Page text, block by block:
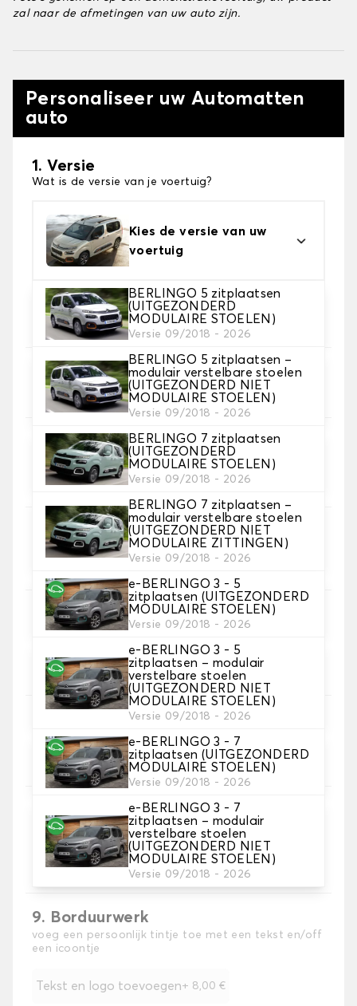
zal naar de afmetingen van uw auto zijn.
Personaliseer uw Automatten
auto
1. Versie
Wat is de versie van je voertuig?
Kies de versie van uw
voertuig
BERLINGO 5 zitplaatsen
(UITGEZONDERD
MODULAIRE STOELEN)
Versie 09/2018 - 2026
BERLINGO 5 zitplaatsen –
modulair verstelbare stoelen
(UITGEZONDERD NIET
MODULAIRE STOELEN)
Versie 09/2018 - 2026
BERLINGO 7 zitplaatsen
(UITGEZONDERD
MODULAIRE STOELEN)
Versie 09/2018 - 2026
BERLINGO 7 zitplaatsen –
modulair verstelbare stoelen
(UITGEZONDERD NIET
MODULAIRE ZITTINGEN)
Versie 09/2018 - 2026
e-BERLINGO 3 - 5
zitplaatsen (UITGEZONDERD
MODULAIRE STOELEN)
Versie 09/2018 - 2026
e-BERLINGO 3 - 5
zitplaatsen – modulair
verstelbare stoelen
(UITGEZONDERD NIET
MODULAIRE STOELEN)
Versie 09/2018 - 2026
e-BERLINGO 3 - 7
zitplaatsen (UITGEZONDERD
MODULAIRE STOELEN)
Versie 09/2018 - 2026
e-BERLINGO 3 - 7
zitplaatsen – modulair
verstelbare stoelen
(UITGEZONDERD NIET
MODULAIRE STOELEN)
Versie 09/2018 - 2026
2. Materiaal
Kies het materiaal van uw automatten
3. Aantal matten
Selecteer het aantal automatten dat je nodig hebt.
4. Tapijt kleuren
Kies de kleur van je tapijt ..
5. Materiaal riem
Kies het materiaal voor de riem.
Kies de kleur van de riem.
7. Autogrip antislip®
Voeg onze gepatenteerde antislipbevestiging toe
voor een optimale grip
8. Hakstuk Aanbevolen
Voeg een verstevigend hielkussen toe aan de mat
van de bestuurder voor maximale bescherming.
Optie niet beschikbaar voor rubbermateriaal
9. Borduurwerk
voeg een persoonlijk tintje toe met een tekst en/off
een icoontje
Tekst en logo toevoegen+ 8,00 €